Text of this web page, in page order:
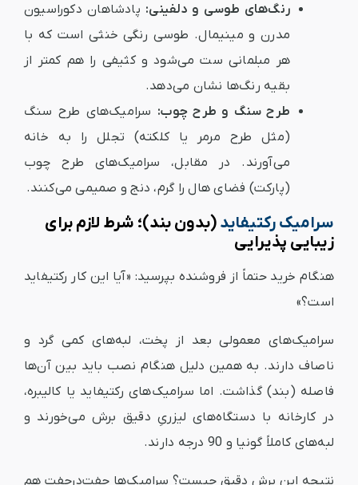
رنگ‌های طوسی و دلفینی: پادشاهان دکوراسیون
مدرن و مینیمال. طوسی رنگی خنثی است که با
هر مبلمانی ست می‌شود و کثیفی را هم کمتر از
بقیه رنگ‌ها نشان می‌دهد.
طرح سنگ و طرح چوب: سرامیک‌های طرح سنگ
(مثل طرح مرمر یا کلکته) تجلل را به خانه
می‌آورند. در مقابل، سرامیک‌های طرح چوب
(پارکت) فضای هال را گرم، دنج و صمیمی می‌کنند.
سرامیک رکتیفاید(بدون بند)؛ شرط لازم برای
زیبایی پذیرایی
هنگام خرید حتماً از فروشنده بپرسید: «آیا این کار رکتیفاید
است؟»
سرامیک‌های معمولی بعد از پخت، لبه‌های کمی گرد و
ناصاف دارند. به همین دلیل هنگام نصب باید بین آن‌ها
فاصله (بند) گذاشت. اما سرامیک‌های رکتیفاید یا کالیبره،
در کارخانه با دستگاه‌های لیزریِ دقیق برش می‌خورند و
لبه‌های کاملاً گونیا و 90 درجه دارند.
نتیجه این برش دقیق چیست؟ سرامیک‌ها چفت‌درچفت هم